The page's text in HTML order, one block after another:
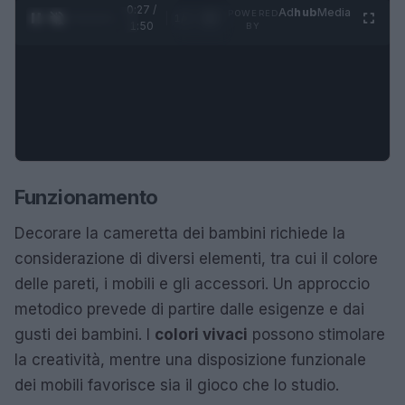
0:28 /
1:50
AdhubMedia
Funzionamento
Decorare la cameretta dei bambini richiede la
considerazione di diversi elementi, tra cui il colore
delle pareti, i mobili e gli accessori. Un approccio
metodico prevede di partire dalle esigenze e dai
gusti dei bambini. I colori vivaci possono stimolare
la creatività, mentre una disposizione funzionale
dei mobili favorisce sia il gioco che lo studio.